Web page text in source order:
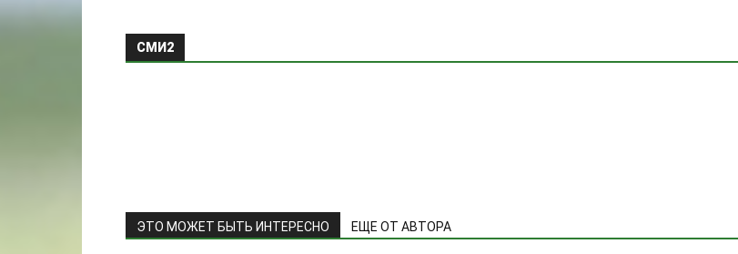
СМИ2
ЭТО МОЖЕТ БЫТЬ ИНТЕРЕСНО ЕЩЕ ОТ АВТОРА